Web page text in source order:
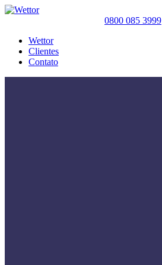
0800 085 3999
Wettor
Clientes
Contato